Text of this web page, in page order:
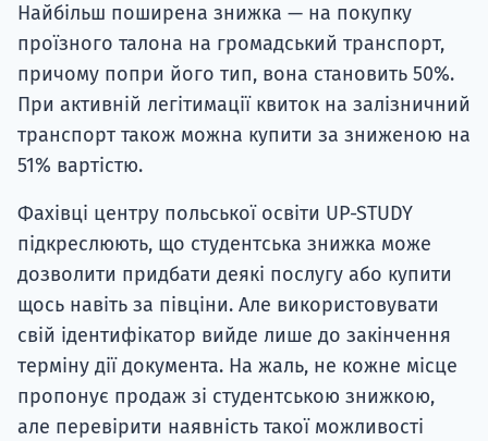
Найбільш поширена знижка — на покупку
проїзного талона на громадський транспорт,
причому попри його тип, вона становить 50%.
При активній легітимації квиток на залізничний
транспорт також можна купити за зниженою на
51% вартістю.
Фахівці центру польської освіти UP-STUDY
підкреслюють, що студентська знижка може
дозволити придбати деякі послугу або купити
щось навіть за півціни. Але використовувати
свій ідентифікатор вийде лише до закінчення
терміну дії документа. На жаль, не кожне місце
пропонує продаж зі студентською знижкою,
але перевірити наявність такої можливості